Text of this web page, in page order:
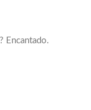
Encantado.